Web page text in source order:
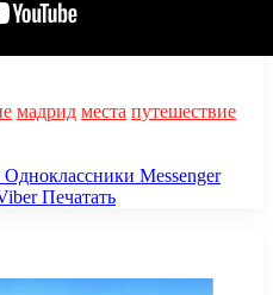
мадрид места путешествие
Одноклассники Messenger
Печатать